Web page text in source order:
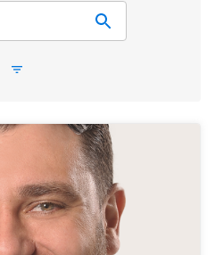
filter_list